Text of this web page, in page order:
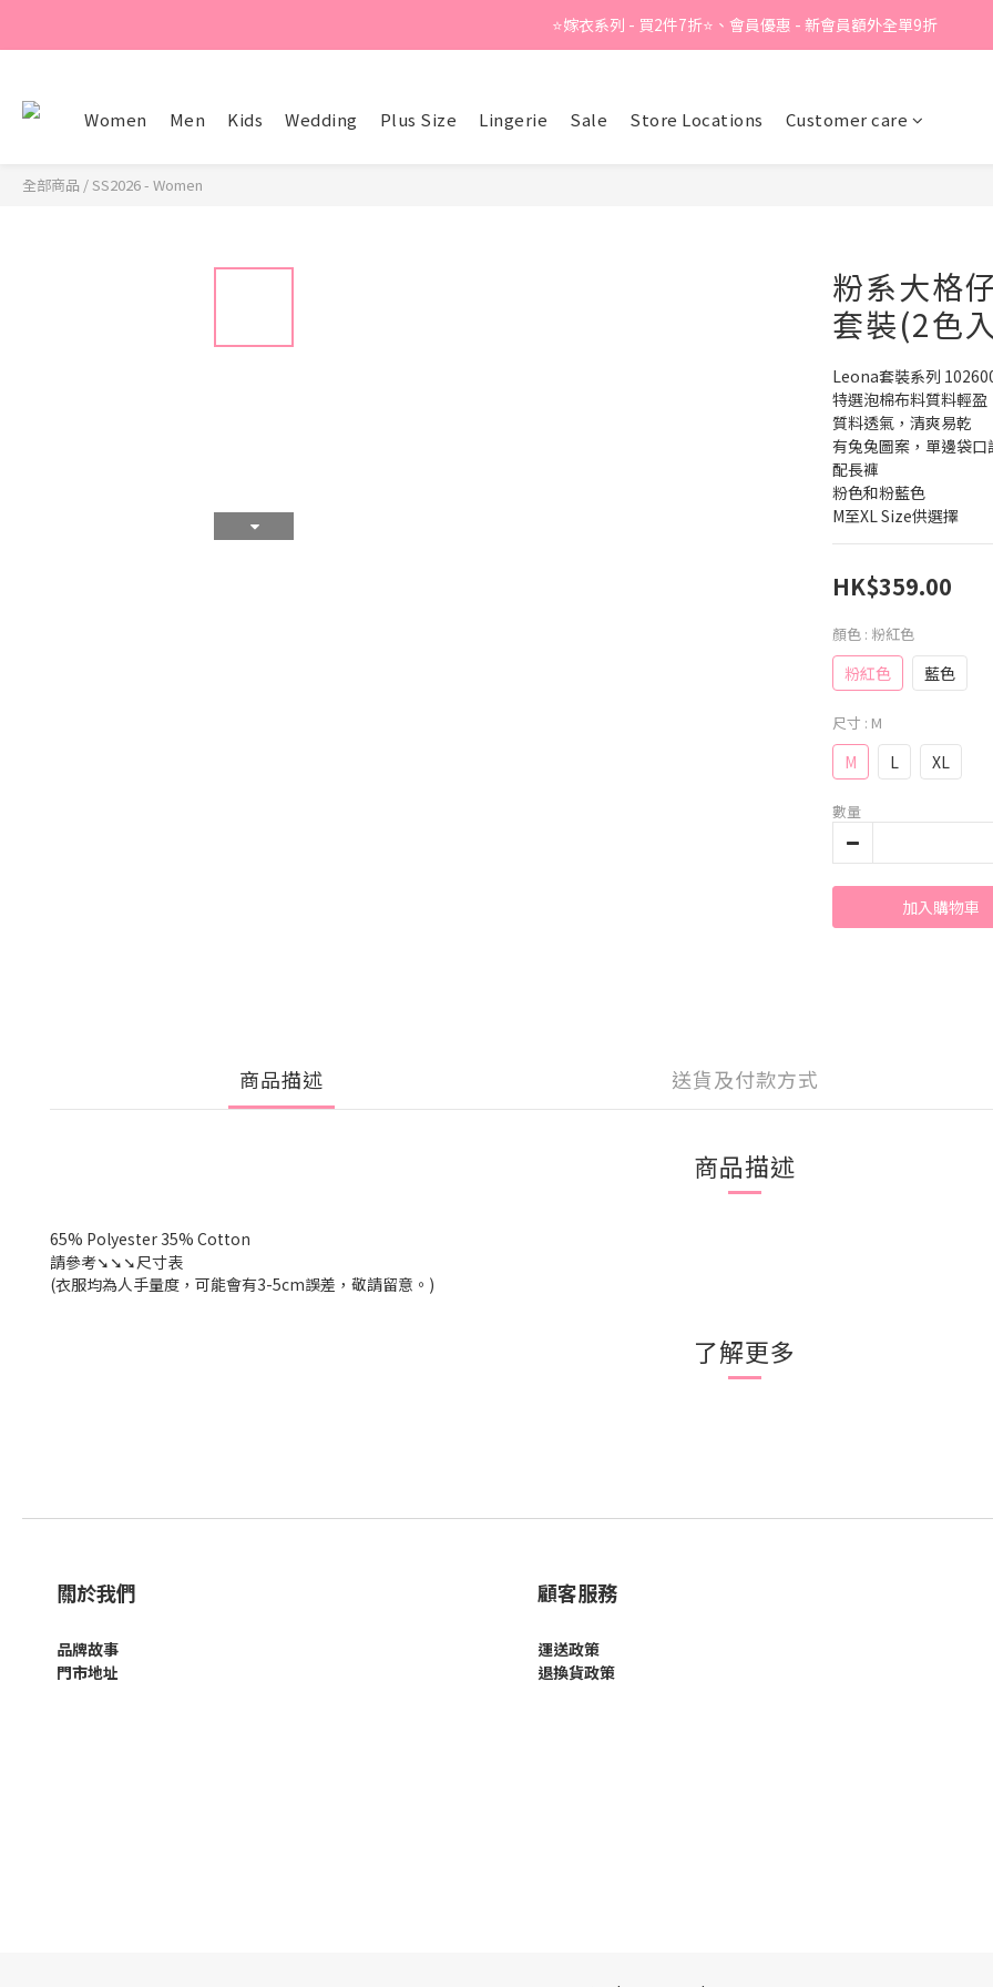
Summer Sale - 精選睡衣買2件折❤️
⭐嫁衣系列 - 買2件7折⭐、會員優惠 - 新會員額外全單9折
Women Men Kids Wedding Plus Size Lingerie Sale Store Locations Customer care
全部商品 /SS2026 - Women
粉系大格
套裝(2色
Leona套裝系列
特選泡棉布料質料輕盈
質料透氣，清爽易乾
有兔兔圖案，單邊袋口
配長褲
粉色和粉藍色
M至XL Size供選擇
HK$359.00
顏色 : 粉紅色
粉紅色 藍色
尺寸 : M
M L XL
數量
加入購物車
商品描述 送貨及付款方式
商品描述
65% Polyester 35% Cotton
請參考➘➘➘尺寸表
(衣服均為人手量度，可能會有3-5cm誤差，敬請留意。 )
了解更多
關於我們
品牌故事
門市地址
顧客服務
運送政策
退換貨政策